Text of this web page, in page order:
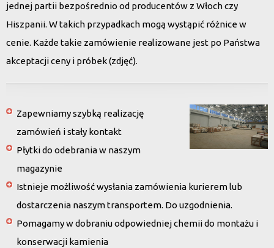
jednej partii bezpośrednio od producentów z Włoch czy
Hiszpanii. W takich przypadkach mogą wystąpić różnice w
cenie. Każde takie zamówienie realizowane jest po Państwa
akceptacji ceny i próbek (zdjęć).
Zapewniamy szybką realizację
zamówień i stały kontakt
Płytki do odebrania w naszym
magazynie
Istnieje możliwość wysłania zamówienia kurierem lub
dostarczenia naszym transportem. Do uzgodnienia.
Pomagamy w dobraniu odpowiedniej chemii do montażu i
konserwacji kamienia